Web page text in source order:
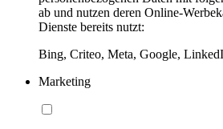
ab und nutzen deren Online-
Dienste bereits nutzt:
Bing, Criteo, Meta, Google,
Marketing